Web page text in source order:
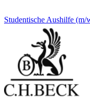
Studentische Aushilfe